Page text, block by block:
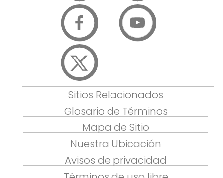
Sitios Relacionados
Glosario de Términos
Mapa de Sitio
Nuestra Ubicación
Avisos de privacidad